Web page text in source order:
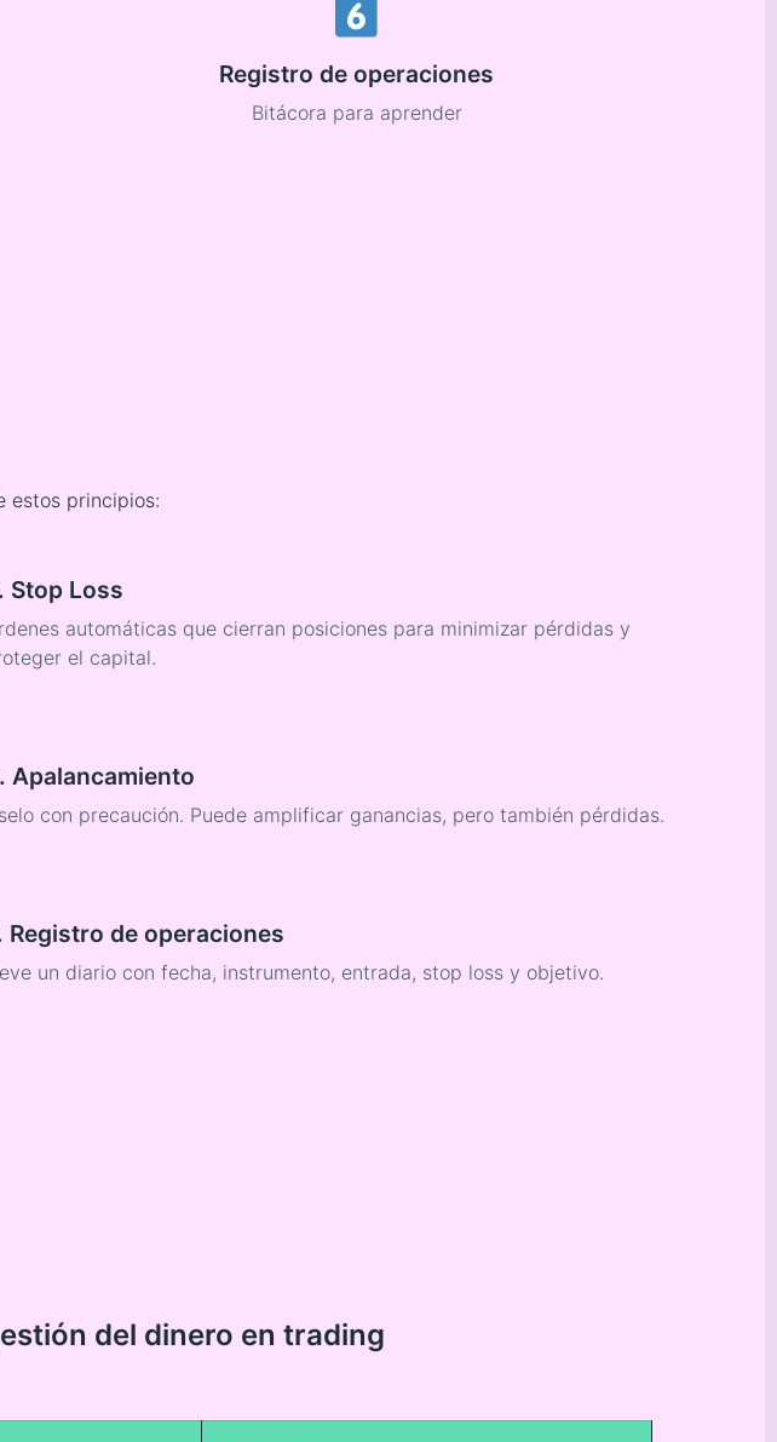
Registro de operaciones
Bitácora para aprender
estos principios:
Stop Loss
automáticas que cierran posiciones para minimizar pérdidas y
el capital.
Apalancamiento
con precaución. Puede amplificar ganancias, pero también pérdidas.
Registro de operaciones
un diario con fecha, instrumento, entrada, stop loss y objetivo.
del dinero en trading